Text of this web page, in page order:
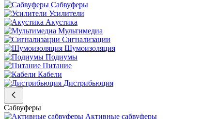
Сабвуферы
Усилители
Акустика
Мультимедиа
Сигнализации
Шумоизоляция
Подиумы
Питание
Кабели
Дистрибьюция
Сабвуферы
Активные сабвуферы